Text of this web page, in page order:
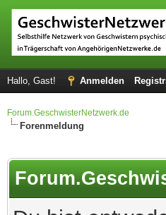
Hallo, Gast! Anmelden
Forum.GeschwisterNetzwerk.de
Forenmeldung